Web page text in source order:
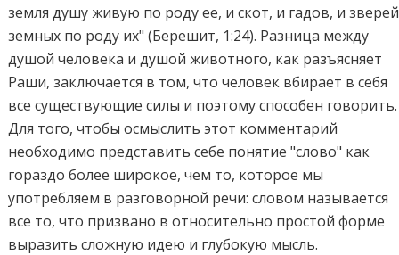
земля душу живую по роду ее, и скот, и гадов, и зверей
земных по роду их" (Берешит, 1:24). Разница между
душой человека и душой животного, как разъясняет
Раши, заключается в том, что человек вбирает в себя
все существующие силы и поэтому способен говорить.
Для того, чтобы осмыслить этот комментарий
необходимо представить себе понятие "слово" как
гораздо более широкое, чем то, которое мы
употребляем в разговорной речи: словом называется
все то, что призвано в относительно простой форме
выразить сложную идею и глубокую мысль.